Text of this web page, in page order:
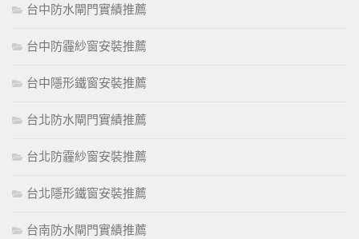
台中防水閘門實績推薦
台中防霾紗窗安裝推薦
台中隱形鐵窗安裝推薦
台北防水閘門實績推薦
台北防霾紗窗安裝推薦
台北隱形鐵窗安裝推薦
台南防水閘門實績推薦